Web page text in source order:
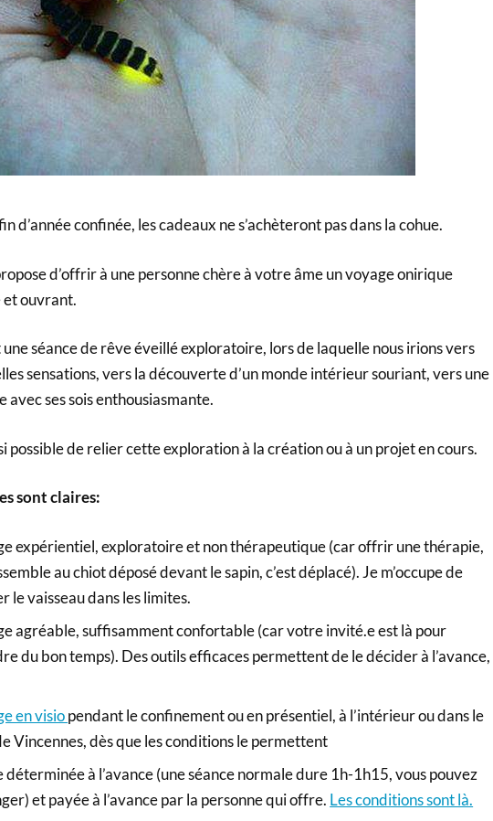
d’année confinée, les cadeaux ne s’achèteront pas dans la cohue.
d’offrir à une personne chère à votre âme un voyage onirique
ouvrant.
séance de rêve éveillé exploratoire, lors de laquelle nous irions vers
sensations, vers la découverte d’un monde intérieur souriant, vers une
avec ses sois enthousiasmante.
possible de relier cette exploration à la création ou à un projet en cours.
sont claires:
expérientiel, exploratoire et non thérapeutique (car offrir une thérapie,
au chiot déposé devant le sapin, c’est déplacé). Je m’occupe de
le vaisseau dans les limites.
agréable, suffisamment confortable (car votre invité.e est là pour
du bon temps). Des outils efficaces permettent de le décider à l’avance,
en visiopendant le confinement ou en présentiel, à l’intérieur ou dans le
Vincennes, dès que les conditions le permettent
déterminée à l’avance (une séance normale dure 1h-1h15, vous pouvez
et payée à l’avance par la personne qui offre. Les conditions sont là.